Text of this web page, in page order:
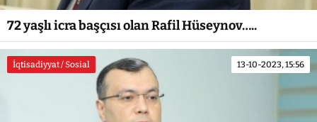
72 yaşlı icra başçısı olan Rafil Hüseynov…..
İqtisadiyyat / Sosial 13-10-2023, 15:56